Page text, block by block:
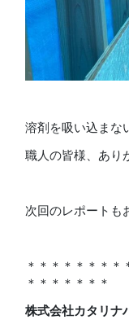
溶剤を吸い込まな
職人の皆様、あり
次回のレポートも
＊＊＊＊＊＊＊＊
＊＊＊＊＊＊＊
株式会社カタリナ